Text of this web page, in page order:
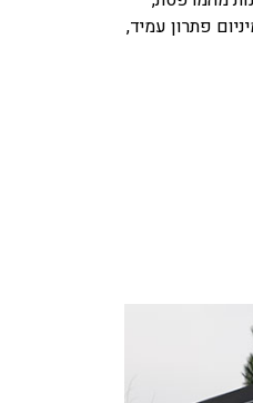
פתרון עמיד,